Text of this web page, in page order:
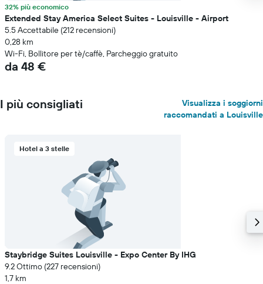
32% più economico
Extended Stay America Select Suites - Louisville - Airport
5.5 Accettabile (212 recensioni)
0,28 km
Wi-Fi, Bollitore per tè/caffè, Parcheggio gratuito
da 48 €
I più consigliati
Visualizza i soggiorni
raccomandati a Louisville
Hotel a 3 stelle
Staybridge Suites Louisville - Expo Center By IHG
9.2 Ottimo (227 recensioni)
1,7 km